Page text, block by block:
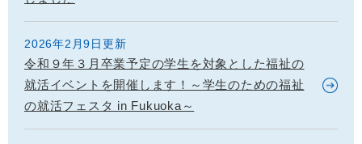
2026年2月9日更新
令和９年３月卒業予定の学生を対象とした福祉の
就活イベントを開催します！～学生のための福祉
の就活フェスタ in Fukuoka～